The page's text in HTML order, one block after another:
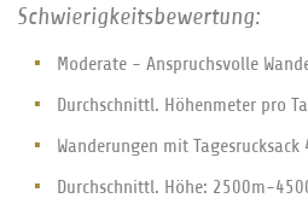
Schwierigkeitsbewertung:
Moderate - Anspruchsvolle
Durchschnittl. Höhenmeter pro
Wanderungen mit
Durchschnittl. Höhe: 2500m-